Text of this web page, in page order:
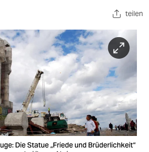
teilen
Die Statue „Friede und Brüderlichkeit“